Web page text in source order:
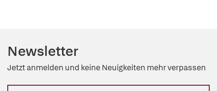
Newsletter
Jetzt anmelden und keine Neuigkeiten mehr verpassen